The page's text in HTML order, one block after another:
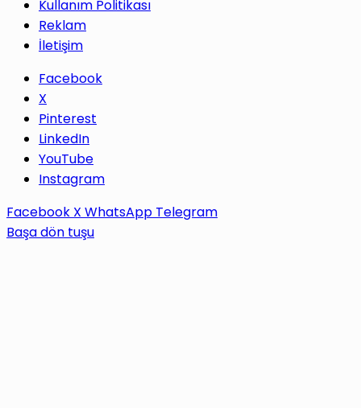
Kullanım Politikası
Reklam
İletişim
Facebook
X
Pinterest
LinkedIn
YouTube
Instagram
Facebook X WhatsApp Telegram
Başa dön tuşu